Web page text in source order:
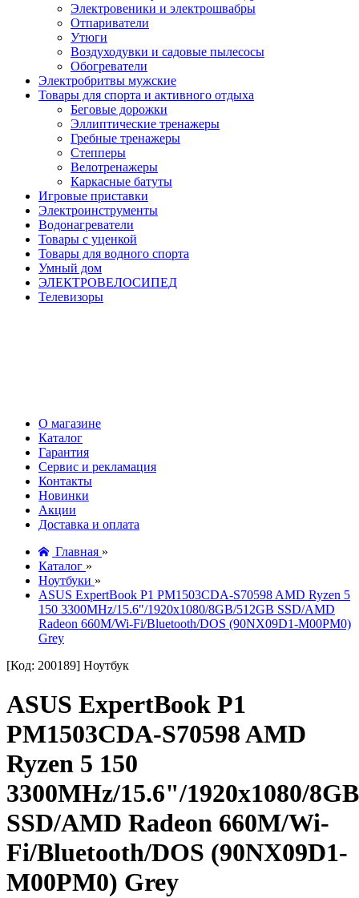
Электровеники и электрошвабры
Отпариватели
Утюги
Воздуходувки и садовые пылесосы
Обогреватели
Электробритвы мужские
Товары для спорта и активного отдыха
Беговые дорожки
Эллиптические тренажеры
Гребные тренажеры
Степперы
Велотренажеры
Каркасные батуты
Игровые приставки
Электроинструменты
Водонагреватели
Товары с уценкой
Товары для водного спорта
Умный дом
ЭЛЕКТРОВЕЛОСИПЕД
Телевизоры
О магазине
Каталог
Гарантия
Сервис и рекламация
Контакты
Новинки
Акции
Доставка и оплата
Главная »
Каталог »
Ноутбуки »
ASUS ExpertBook P1 PM1503CDA-S70598 AMD Ryzen 5
150 3300MHz/15.6"/1920x1080/8GB/512GB SSD/AMD
Radeon 660M/Wi-Fi/Bluetooth/DOS (90NX09D1-M00PM0)
Grey
[Код: 200189] Ноутбук
ASUS ExpertBook P1
PM1503CDA-S70598 AMD
Ryzen 5 150
3300MHz/15.6"/1920x1080/
SSD/AMD Radeon 660M/Wi-
Fi/Bluetooth/DOS (90NX09D1-
M00PM0) Grey